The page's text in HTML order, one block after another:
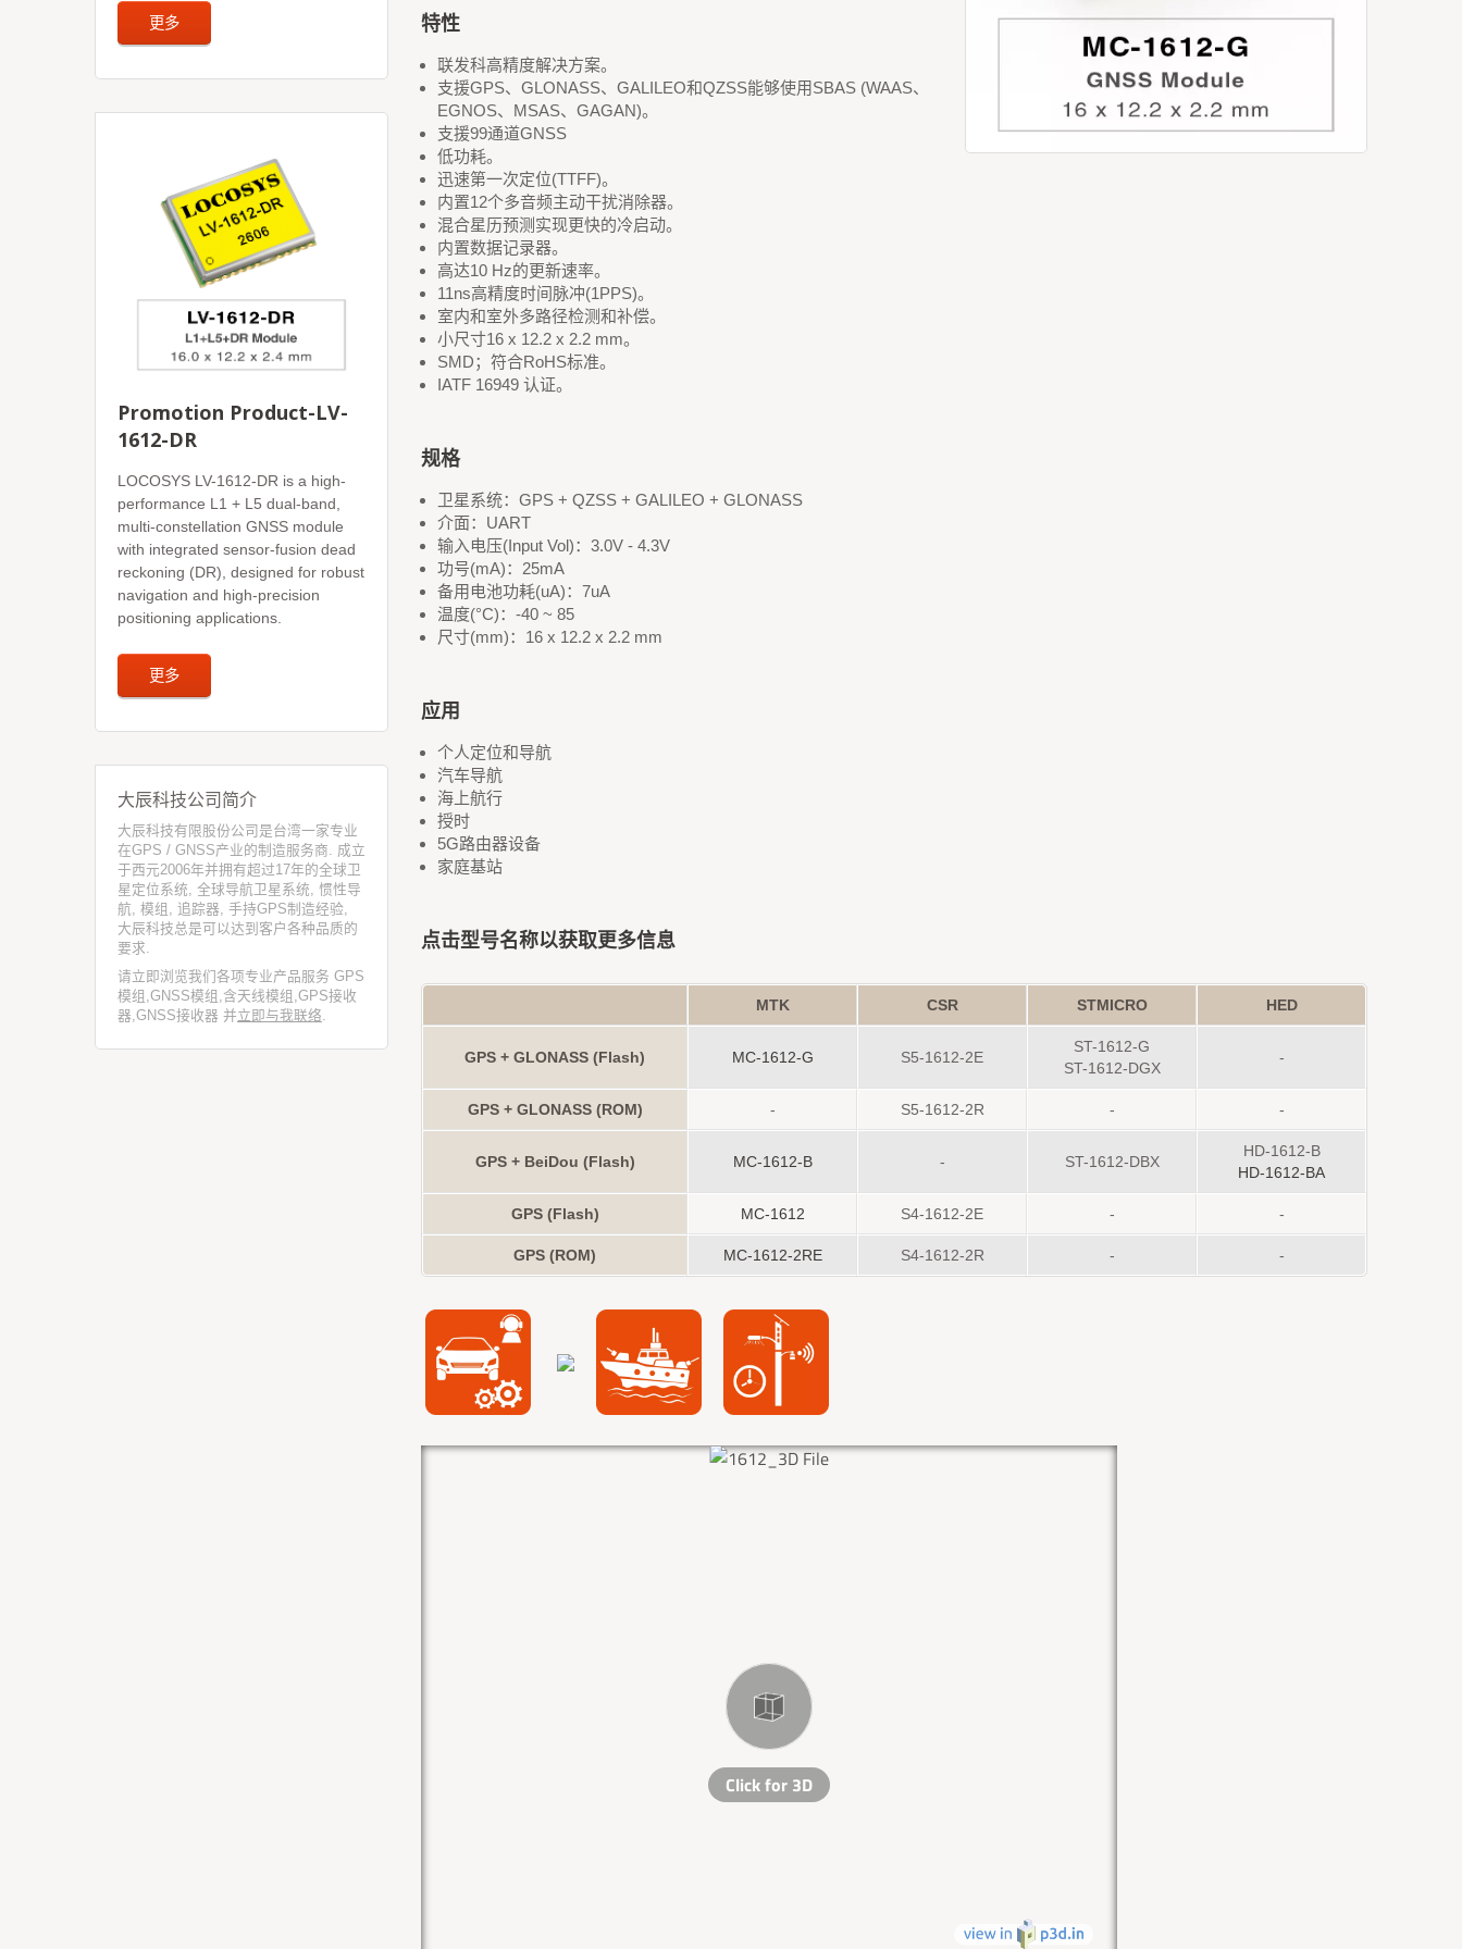
更多
Promotion Product-LV-
1612-DR
LOCOSYS LV-1612-DR is a high-
performance L1 + L5 dual-band,
multi-constellation GNSS module
with integrated sensor-fusion dead
reckoning (DR), designed for robust
navigation and high-precision
positioning applications.
更多
大辰科技公司简介
大辰科技有限股份公司是台湾一家专业
在GPS / GNSS产业的制造服务商. 成立
于西元2006年并拥有超过17年的全球卫
星定位系统, 全球导航卫星系统, 惯性导
航, 模组, 追踪器, 手持GPS制造经验,
大辰科技总是可以达到客户各种品质的
要求.
请立即浏览我们各项专业产品服务 GPS
模组,GNSS模组,含天线模组,GPS接收
器,GNSS接收器 并立即与我联络.
特性
联发科高精度解决方案。
支援GPS、GLONASS、GALILEO和QZSS能够使用SBAS (WAAS、
EGNOS、MSAS、GAGAN)。
支援99通道GNSS
低功耗。
迅速第一次定位(TTFF)。
内置12个多音频主动干扰消除器。
混合星历预测实现更快的冷启动。
内置数据记录器。
高达10 Hz的更新速率。
11ns高精度时间脉冲(1PPS)。
室内和室外多路径检测和补偿。
小尺寸16 x 12.2 x 2.2 mm。
SMD；符合RoHS标准。
IATF 16949 认证。
规格
卫星系统：GPS + QZSS + GALILEO + GLONASS
介面：UART
输入电压(Input Vol)：3.0V - 4.3V
功号(mA)：25mA
备用电池功耗(uA)：7uA
温度(°C)：-40 ~ 85
尺寸(mm)：16 x 12.2 x 2.2 mm
应用
个人定位和导航
汽车导航
海上航行
授时
5G路由器设备
家庭基站
点击型号名称以获取更多信息
MTK CSR STMICRO HED
GPS + GLONASS (Flash) MC-1612-G S5-1612-2E
ST-1612-G
ST-1612-DGX
-
GPS + GLONASS (ROM) - S5-1612-2R - -
GPS + BeiDou (Flash) MC-1612-B - ST-1612-DBX
HD-1612-B
HD-1612-BA
GPS (Flash) MC-1612 S4-1612-2E - -
GPS (ROM) MC-1612-2RE S4-1612-2R - -